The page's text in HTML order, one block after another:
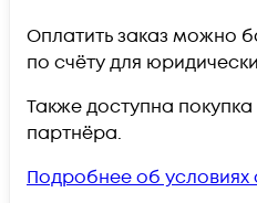
Оплатить заказ можно
по счёту для
Также доступна
партнёра.
Подробнее об условиях